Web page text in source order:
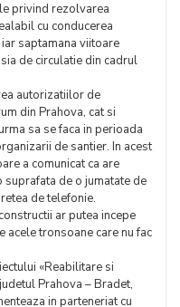
privind rezolvarea
cu conducerea
saptamana viitoare
de circulatie din cadrul
autorizatiilor de
din Prahova, cat si
sa se faca in perioada
de santier. In acest
a comunicat ca are
suprafata de o jumatate de
de telefonie.
ar putea incepe
acele tronsoane care nu fac
«Reabilitare si
Prahova – Bradet,
in parteneriat cu